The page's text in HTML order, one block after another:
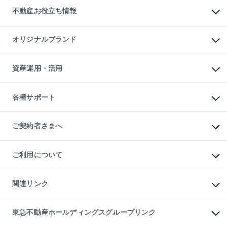
貸すガイド
事業用不動産
マンション投資
投資用マンション
アパート経営
収益物件
ビル購入（ビル一棟）
投資用不動産の売却査定
事業用不動産の売却査定
不動産お役立ち情報
マンションライブラリー
人気マンションランキング
暮らしに役立つ不動産メディア
不動産相場・不動産価格情報
不動産コラム・ニュース
不動産用語集
不動産なんでもネット相談室
住まいの税金
オリジナルブランド
一棟リノベーションマンション
L`GENTE（ルジェンテ）
区分リノベーションマンション
投資用一棟レジデンスWELL
不動産小口投資
LEGACIA（レガシア）
資産運用・活用
不動産M&A
アセットマネジメント・出資
各種サポート
相続サポート
リフォームサポート
ご契約者さまへ
ご紹介・再契約特典
入居者様専用-各種ご案内（賃貸）
東急こすもす会「こすもすWeb」
ご利用について
金融商品取引について
東急リバブル ソーシャルメディアポリシー
ご意見・お問い合わせ（金融商品取引専用の相談・お問い合わせ窓口）
ダイレクトメール（郵送物）・Eメールなどの送付停止について
関連リンク
これからご結婚される方に東急百貨店のブライダルクラブ
人材サービスのご用命は 東急リバブルスタッフ株式会社まで
東急不動産ホールディングスグループリンク